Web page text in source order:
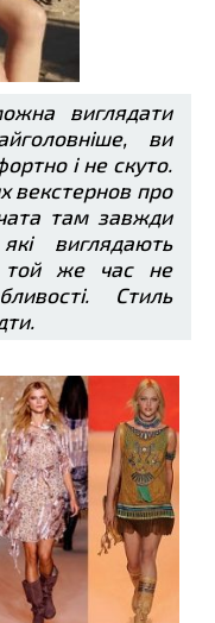
виглядати
ви
і не скуто.
векстернов про
там завжди
виглядають
той же час не
Стиль